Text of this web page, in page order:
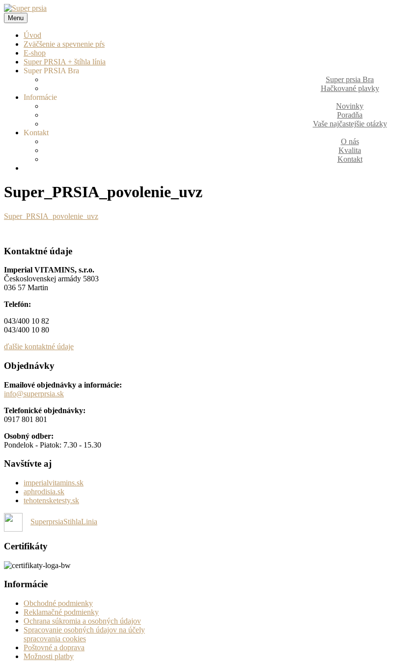
Prejsť
na
obsah
Super prsia
zväčšenie a spevnenie pŕs
Menu
Úvod
Zväčšenie a spevnenie pŕs
E-shop
Super PRSIA + štíhla línia
Super PRSIA Bra
Super prsia Bra
Hačkované plavky
Informácie
Novinky
Poradňa
Vaše najčastejšie otázky
Kontakt
O nás
Kvalita
Kontakt
Super_PRSIA_povolenie_uvz
Super_PRSIA_povolenie_uvz
Kontaktné údaje
Imperial VITAMINS, s.r.o.
Československej armády 5803
036 57 Martin
Telefón:
043/400 10 82
043/400 10 80
ďalšie kontaktné údaje
Objednávky
Emailové objednávky a informácie:
info@superprsia.sk
Telefonické objednávky:
0917 801 801
Osobný odber:
Pondelok - Piatok: 7.30 - 15.30
Navštívte aj
imperialvitamins.sk
aphrodisia.sk
tehotensketesty.sk
SuperprsiaStihlaLinia
Certifikáty
Informácie
Obchodné podmienky
Reklamačné podmienky
Ochrana súkromia a osobných údajov
Spracovanie osobných údajov na účely
spracovania cookies
Poštovné a doprava
Možnosti platby